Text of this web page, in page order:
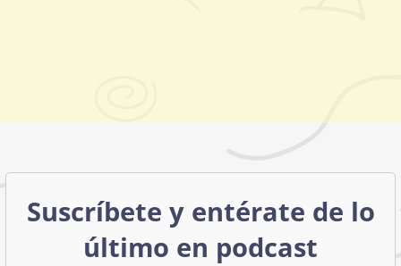
Suscríbete y entérate de lo
último en podcast